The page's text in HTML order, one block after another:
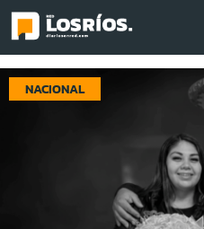
Click acá para ir directamente
NACIONAL